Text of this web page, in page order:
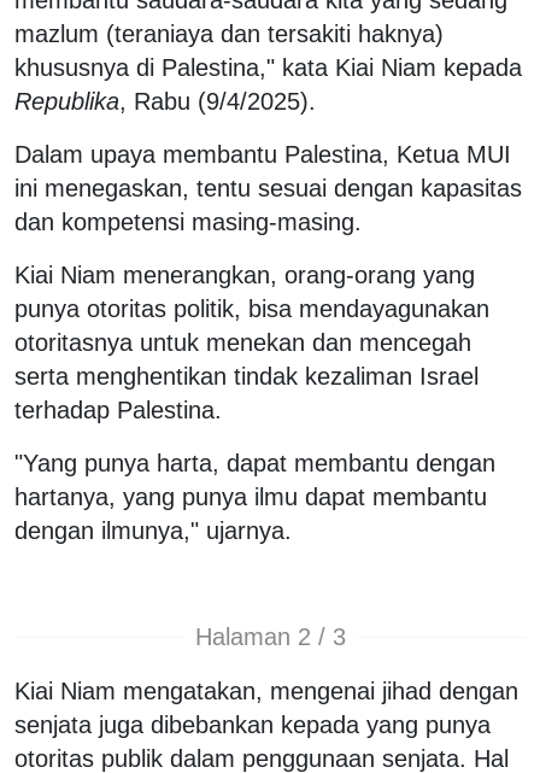
mazlum (teraniaya dan tersakiti haknya)
khususnya di Palestina," kata Kiai Niam kepada
Republika, Rabu (9/4/2025).
Dalam upaya membantu Palestina, Ketua MUI
ini menegaskan, tentu sesuai dengan kapasitas
dan kompetensi masing-masing.
Kiai Niam menerangkan, orang-orang yang
punya otoritas politik, bisa mendayagunakan
otoritasnya untuk menekan dan mencegah
serta menghentikan tindak kezaliman Israel
terhadap Palestina.
"Yang punya harta, dapat membantu dengan
hartanya, yang punya ilmu dapat membantu
dengan ilmunya," ujarnya.
Halaman 2 / 3
Kiai Niam mengatakan, mengenai jihad dengan
senjata juga dibebankan kepada yang punya
otoritas publik dalam penggunaan senjata. Hal